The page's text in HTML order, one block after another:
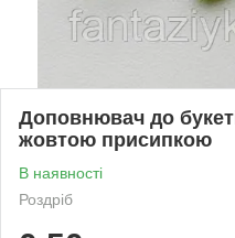
Доповнювач до
жовтою присипкою
В наявності
Роздріб